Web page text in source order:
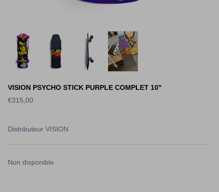
EYE KID 9.4
RODNEY MULLEN ROCK IS KING 10
VISION PSYCHO STICK PURPLE COMPLET 10"
€315,00
Distributeur VISION
Non disponible